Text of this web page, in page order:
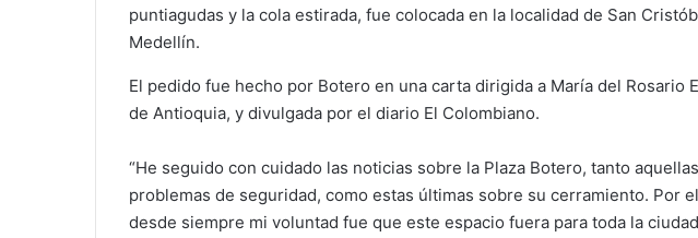
puntiagudas y la cola estirada, fue colocada en la localidad de San
Medellín.
El pedido fue hecho por Botero en una carta dirigida a María del Rosario
de Antioquia, y divulgada por el diario El Colombiano.
“He seguido con cuidado las noticias sobre la Plaza Botero, tanto
problemas de seguridad, como estas últimas sobre su cerramiento. Por
desde siempre mi voluntad fue que este espacio fuera para toda la